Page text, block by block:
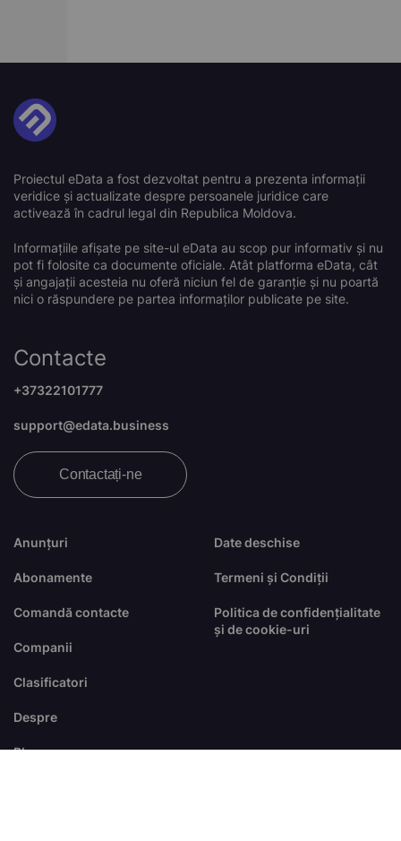
Proiectul eData a fost dezvoltat pentru a prezenta informații
veridice și actualizate despre persoanele juridice care
activează în cadrul legal din Republica Moldova.
Informațiile afișate pe site-ul eData au scop pur informativ și nu
pot fi folosite ca documente oficiale. Atât platforma eData, cât
și angajații acesteia nu oferă niciun fel de garanție și nu poartă
nici o răspundere pe partea informaților publicate pe site.
Anunțuri
Abonamente
Comandă contacte
Companii
Clasificatori
Despre
Blog
Date deschise
Termeni și Condiții
Politica de confidențialitate
și de cookie-uri
Contacte
+37322101777
support@edata.business
Contactați-ne